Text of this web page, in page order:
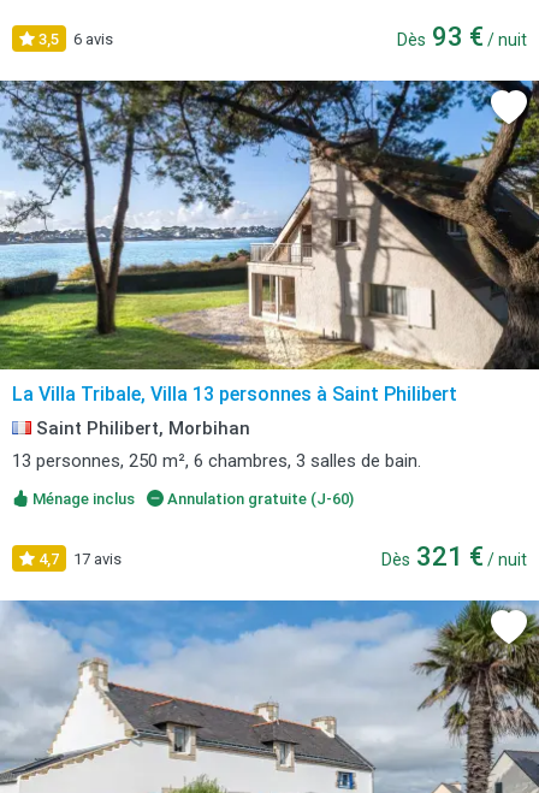
3,5 6 avis Dès 93 € / nuit
La Villa Tribale, Villa 13 personnes à Saint Philibert
Saint Philibert, Morbihan
13 personnes, 250 m², 6 chambres, 3 salles de bain.
Ménage inclus Annulation gratuite (J-60)
4,7 17 avis Dès 321 € / nuit